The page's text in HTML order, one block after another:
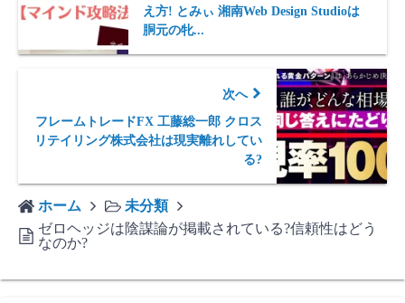
え方! とみぃ 湘南Web Design Studioは
胴元の牝...
次へ
フレームトレードFX 工藤総一郎 クロス
リテイリング株式会社は現実離れしてい
る?
ホーム
未分類
ゼロヘッジは陰謀論が掲載されている?信頼性はどう
なのか?